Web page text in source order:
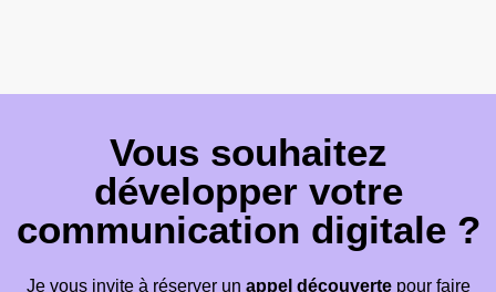
Vous souhaitez
développer votre
communication digitale ?
Je vous invite à réserver un appel découvertepour faire